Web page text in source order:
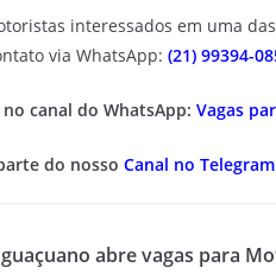
interessados em uma
via WhatsApp: (21) 99394-
canal do WhatsApp: Vagas
do nosso Canal no Telegram
abre vagas para